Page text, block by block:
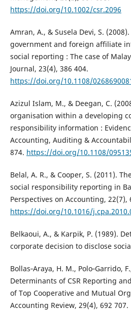
https://doi.org/10.1002/csr.2096
Amran, A., & Susela Devi, S.
government and foreign affiliate
social reporting : The case of
Journal, 23(4), 386 404.
https://doi.org/10.1108/
Azizul Islam, M., & Deegan, C.
organisation within a developing
responsibility information :
Accounting, Auditing &
874. https://doi.org/10.1108/
Belal, A. R., & Cooper, S. (2011).
social responsibility reporting in
Perspectives on Accounting, 22(7),
https://doi.org/10.1016/
Belkaoui, A., & Karpik, P. (1989).
corporate decision to disclose
Bollas‐Araya, H. M., Polo‐Garrido,
Determinants of CSR Reporting
of Top Cooperative and Mutual
Accounting Review, 29(4), 692 707.